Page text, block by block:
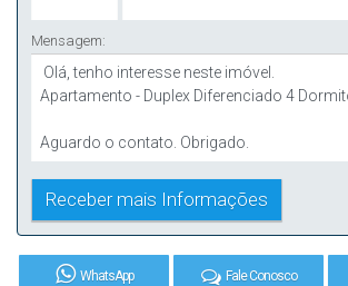
Mensagem:
WhatsApp Fale Conosco